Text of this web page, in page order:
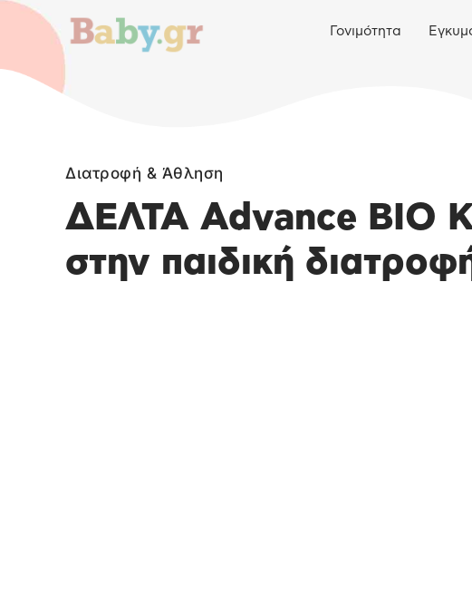
Γονιμότητα
Διατροφή & Άθληση
ΔΕΛΤΑ Advance BIO
στην παιδική